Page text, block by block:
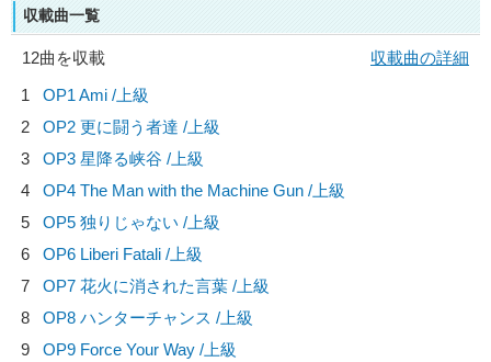
収載曲一覧
12曲を収載
収載曲の詳細
1
OP1 Ami /上級
2
OP2 更に闘う者達 /上級
3
OP3 星降る峡谷 /上級
4
OP4 The Man with the Machine Gun /上級
5
OP5 独りじゃない /上級
6
OP6 Liberi Fatali /上級
7
OP7 花火に消された言葉 /上級
8
OP8 ハンターチャンス /上級
9
OP9 Force Your Way /上級